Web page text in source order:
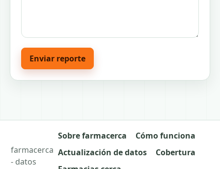
Enviar reporte
farmacerca
- datos
Sobre farmacerca
Cómo funciona
Actualización de datos
Cobertura